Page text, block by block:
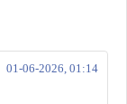
01-06-2026, 01:14